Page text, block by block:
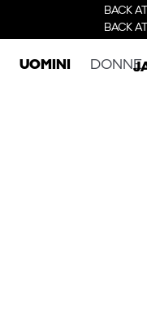
BACK
BACK
UOMINI DONNE